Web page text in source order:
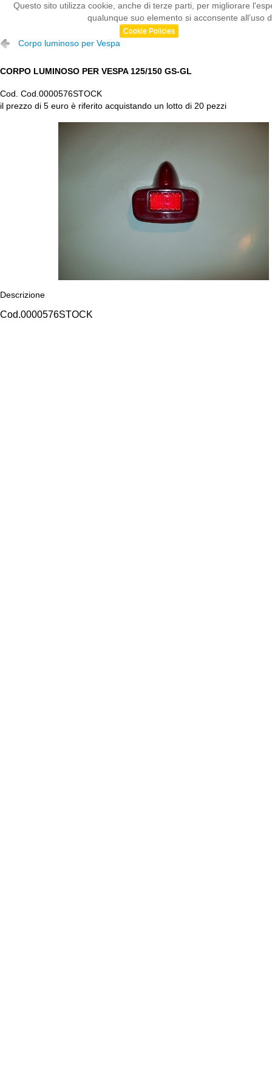
Questo sito utilizza cookie, anche di terze parti, per migliorare
qualunque suo elemento si acconsente all’uso
Cookie Policies
Corpo luminoso per Vespa
CORPO LUMINOSO PER VESPA 125/150 GS-GL
Cod. Cod.0000576STOCK
il prezzo di 5 euro è riferito acquistando un lotto di 20 pezzi
Descrizione
Cod.0000576STOCK